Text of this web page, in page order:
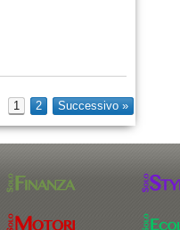
1 2 Successivo »